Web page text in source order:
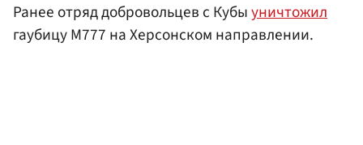
Ранее отряд добровольцев c Кубыуничтожил
гаубицу М777 на Херсонском направлении.